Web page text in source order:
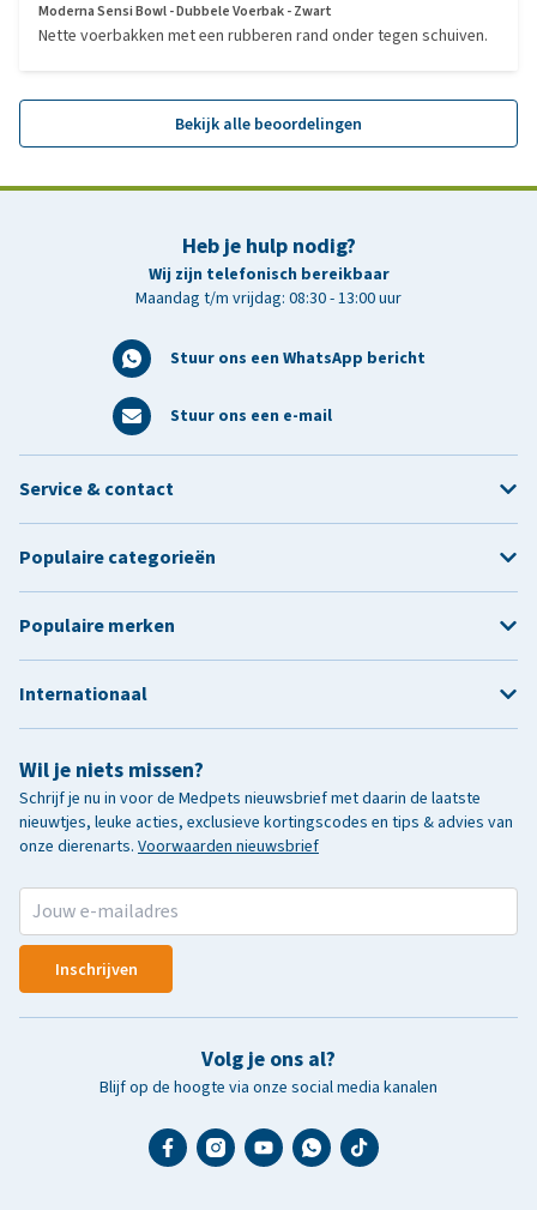
Moderna Sensi Bowl - Dubbele Voerbak - Zwart
Nette voerbakken met een rubberen rand onder tegen schuiven.
Bekijk alle beoordelingen
Heb je hulp nodig?
Wij zijn telefonisch bereikbaar
Maandag t/m vrijdag: 08:30 - 13:00 uur
Stuur ons een WhatsApp bericht
Stuur ons een e-mail
Wil je niets missen?
Schrijf je nu in voor de Medpets nieuwsbrief met daarin de laatste
nieuwtjes, leuke acties, exclusieve kortingscodes en tips & advies van
onze dierenarts. Voorwaarden nieuwsbrief
Inschrijven
Volg je ons al?
Blijf op de hoogte via onze social media kanalen
Service & contact
Populaire categorieën
Populaire merken
Internationaal